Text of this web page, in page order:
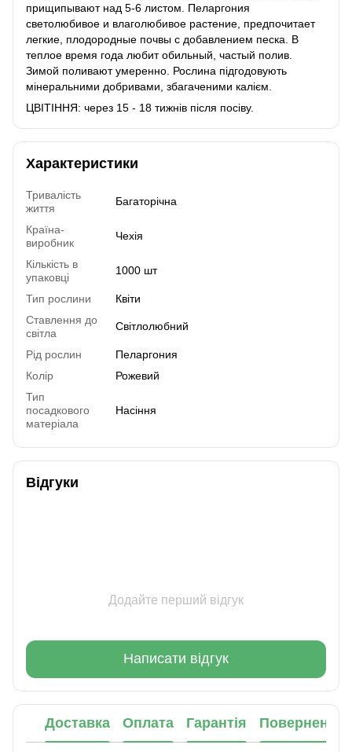
прищипывают над 5-6 листом. Пеларгония
светолюбивое и влаголюбивое растение, предпочитает
легкие, плодородные почвы с добавлением песка. В
теплое время года любит обильный, частый полив.
Зимой поливают умеренно. Рослина підгодовують
мінеральними добривами, збагаченими калієм.
ЦВІТІННЯ: через 15 - 18 тижнів після посіву.
Характеристики
Тривалість
життя
Багаторічна
Країна-
виробник
Чехія
Кількість в
упаковці
1000 шт
Тип рослини
Квіти
Ставлення до
світла
Світлолюбний
Рід рослин
Пеларгония
Колір
Рожевий
Тип
посадкового
матеріала
Насіння
Відгуки
Додайте перший відгук
Написати відгук
Доставка Оплата Гарантія Повернення